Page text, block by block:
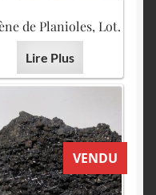
de Planioles, Lot.
Lire Plus
VENDU